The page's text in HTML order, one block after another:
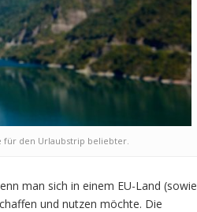
für den Urlaubstrip beliebter.
man sich in einem EU-Land (sowie
und nutzen möchte. Die